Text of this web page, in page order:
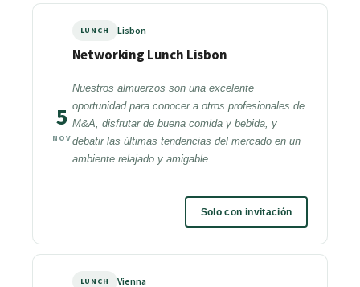
5
NOV
LUNCH Lisbon
Networking Lunch Lisbon
Nuestros almuerzos son una excelente
oportunidad para conocer a otros profesionales de
M&A, disfrutar de buena comida y bebida, y
debatir las últimas tendencias del mercado en un
ambiente relajado y amigable.
Solo con invitación
LUNCH Vienna